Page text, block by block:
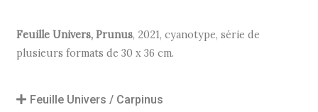
Feuille Univers, Prunus, 2021, cyanotype, série de
plusieurs formats de 30 x 36 cm.
Feuille Univers / Carpinus